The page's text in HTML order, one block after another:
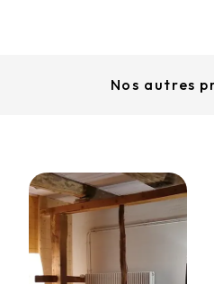
Nos autres